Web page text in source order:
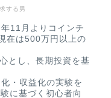
する男
11月よりコインチ
在は500万円以上の
とし、長期投資を基
・収益化の実験を
に基づく初心者向